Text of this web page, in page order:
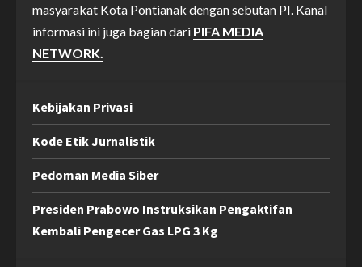
masyarakat Kota Pontianak dengan sebutan PI. Kanal
informasi ini juga bagian dari PIFA MEDIA
NETWORK.
Kebijakan Privasi
Kode Etik Jurnalistik
Pedoman Media Siber
Presiden Prabowo Instruksikan Pengaktifan
Kembali Pengecer Gas LPG 3 Kg